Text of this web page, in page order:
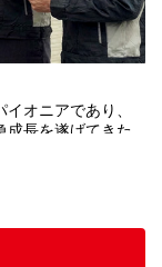
オニアであり、
成長を遂げてきた
い」といったイ
のような制度を
バランスを取り、